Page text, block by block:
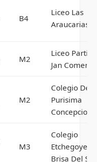
B4
Liceo Las
Araucarias
M2
Liceo
Jan
M2
Colegio De
Purisima
Concepcion
M3
Colegio
Etchegoyen
Brisa Del Sol